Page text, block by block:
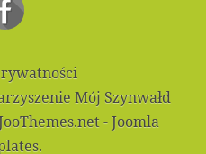
Mój Szynwałd
-Joomla
.